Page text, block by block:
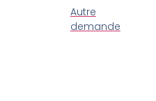
Autre
demande